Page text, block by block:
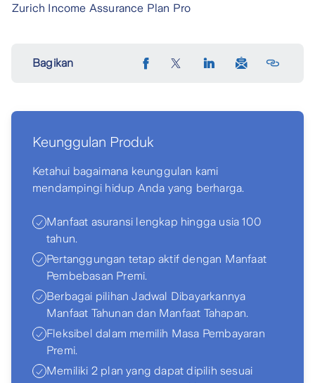
Zurich Income Assurance Plan Pro
Bagikan
Keunggulan Produk
Ketahui bagaimana keunggulan kami
mendampingi hidup Anda yang berharga.
Manfaat asuransi lengkap hingga usia 100
tahun.
Pertanggungan tetap aktif dengan Manfaat
Pembebasan Premi.
Berbagai pilihan Jadwal Dibayarkannya
Manfaat Tahunan dan Manfaat Tahapan.
Fleksibel dalam memilih Masa Pembayaran
Premi.
Memiliki 2 plan yang dapat dipilih sesuai